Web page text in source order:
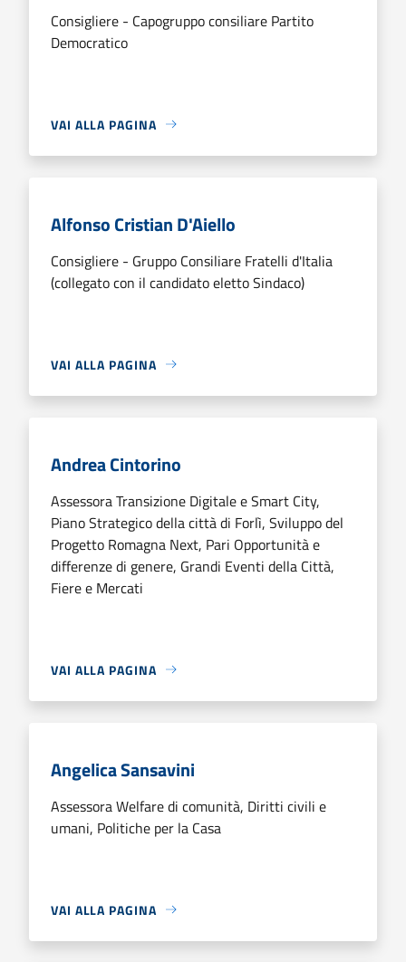
Consigliere - Capogruppo consiliare Partito
Democratico
VAI ALLA PAGINA
Alfonso Cristian D'Aiello
Consigliere - Gruppo Consiliare Fratelli d'Italia
(collegato con il candidato eletto Sindaco)
VAI ALLA PAGINA
Andrea Cintorino
Assessora Transizione Digitale e Smart City,
Piano Strategico della città di Forlì, Sviluppo del
Progetto Romagna Next, Pari Opportunità e
differenze di genere, Grandi Eventi della Città,
Fiere e Mercati
VAI ALLA PAGINA
Angelica Sansavini
Assessora Welfare di comunità, Diritti civili e
umani, Politiche per la Casa
VAI ALLA PAGINA